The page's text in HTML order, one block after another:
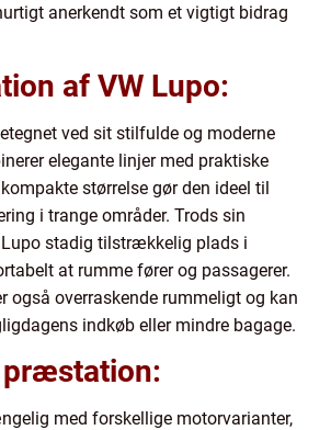
anerkendt som et vigtigt bidrag
af VW Lupo:
ved sit stilfulde og moderne
elegante linjer med praktiske
størrelse gør den ideel til
i trange områder. Trods sin
stadig tilstrækkelig plads i
at rumme fører og passagerer.
også overraskende rummeligt og kan
indkøb eller mindre bagage.
med forskellige motorvarianter,